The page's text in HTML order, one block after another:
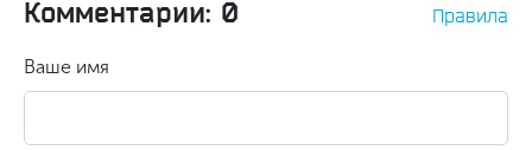
Комментарии: 0 Правила
Ваше имя